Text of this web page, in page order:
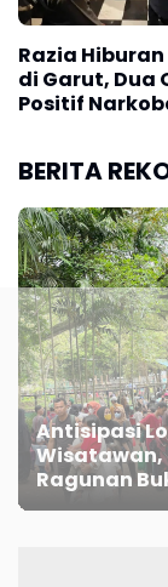
Razia
di Garut, Dua
Positif
BERITA
Antisipasi
Wisatawan,
Ragunan
Lebih Pagi